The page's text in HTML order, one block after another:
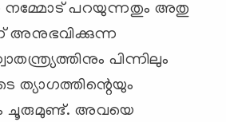
നമ്മോട് പറയുന്നതും അതു
അനുഭവിക്കുന്ന
പിന്നിലും
ത്യാഗത്തിന്റെയും
ചൂരുമുണ്ട്. അവയെ